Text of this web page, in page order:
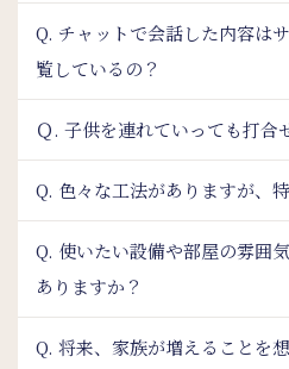
Q. チャットで会話した内容は
覧しているの？
Ｑ. 子供を連れていっても打合
Q. 色々な工法がありますが、
Q. 使いたい設備や部屋の雰囲
ありますか？
Q. 将来、家族が増えることを